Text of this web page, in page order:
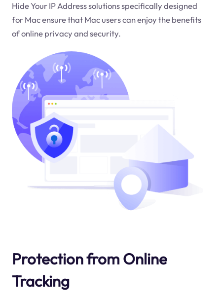
Hide Your IP Address solutions specifically designed
for Mac ensure that Mac users can enjoy the benefits
of online privacy and security.
Protection from Online
Tracking